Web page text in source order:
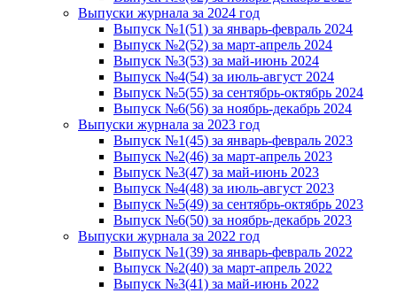
Выпуски журнала за 2024 год
Выпуск №1(51) за январь-февраль 2024
Выпуск №2(52) за март-апрель 2024
Выпуск №3(53) за май-июнь 2024
Выпуск №4(54) за июль-август 2024
Выпуск №5(55) за сентябрь-октябрь 2024
Выпуск №6(56) за ноябрь-декабрь 2024
Выпуски журнала за 2023 год
Выпуск №1(45) за январь-февраль 2023
Выпуск №2(46) за март-апрель 2023
Выпуск №3(47) за май-июнь 2023
Выпуск №4(48) за июль-август 2023
Выпуск №5(49) за сентябрь-октябрь 2023
Выпуск №6(50) за ноябрь-декабрь 2023
Выпуски журнала за 2022 год
Выпуск №1(39) за январь-февраль 2022
Выпуск №2(40) за март-апрель 2022
Выпуск №3(41) за май-июнь 2022